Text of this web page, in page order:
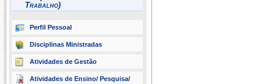
Trabalho)
Perfil Pessoal
Disciplinas Ministradas
Atividades de Gestão
Atividades de Ensino/ Pesquisa/